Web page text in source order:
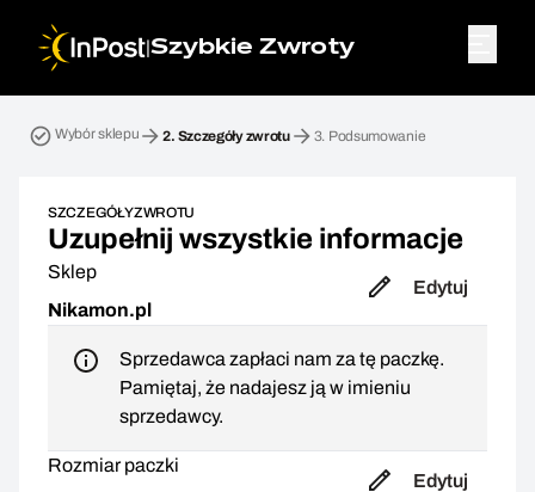
|Szybkie Zwroty
Wybór sklepu 2. Szczegóły zwrotu 3. Podsumowanie
SZCZEGÓŁY ZWROTU
Uzupełnij wszystkie informacje
Sklep
Nikamon.pl
Edytuj
Sprzedawca zapłaci nam za tę paczkę.
Pamiętaj, że nadajesz ją w imieniu
sprzedawcy.
Rozmiar paczki
Edytuj